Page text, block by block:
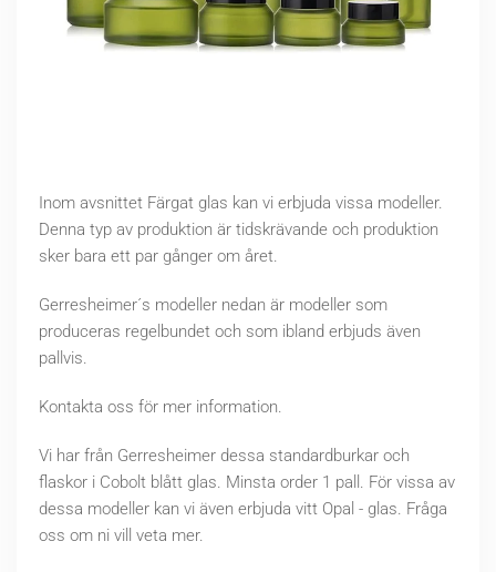
Inom avsnittet Färgat glas kan vi erbjuda vissa modeller.
Denna typ av produktion är tidskrävande och produktion
sker bara ett par gånger om året.
Gerresheimer´s modeller nedan är modeller som
produceras regelbundet och som ibland erbjuds även
pallvis.
Kontakta oss för mer information.
Vi har från Gerresheimer dessa standardburkar och
flaskor i Cobolt blått glas. Minsta order 1 pall. För vissa av
dessa modeller kan vi även erbjuda vitt Opal - glas. Fråga
oss om ni vill veta mer.